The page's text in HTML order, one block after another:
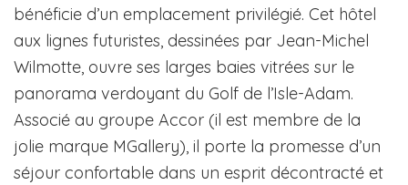
bénéficie d’un emplacement privilégié. Cet hôtel
aux lignes futuristes, dessinées par Jean-Michel
Wilmotte, ouvre ses larges baies vitrées sur le
panorama verdoyant du Golf de l’Isle-Adam.
Associé au groupe Accor (il est membre de la
jolie marque MGallery), il porte la promesse d’un
séjour confortable dans un esprit décontracté et